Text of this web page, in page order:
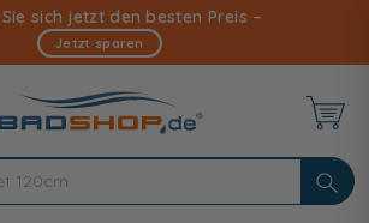
sich jetzt den besten Preis –
Jetzt sparen